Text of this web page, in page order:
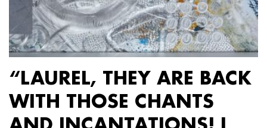
“LAUREL, THEY ARE BACK
WITH THOSE CHANTS